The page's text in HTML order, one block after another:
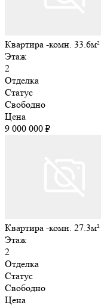
Квартира -комн. 33.6м²
Этаж
2
Отделка
Статус
Свободно
Цена
9 000 000 ₽
Квартира -комн. 27.3м²
Этаж
2
Отделка
Статус
Свободно
Цена